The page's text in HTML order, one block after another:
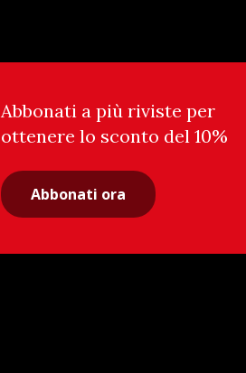
Abbonati a più riviste per
ottenere lo sconto del 10%
Abbonati ora